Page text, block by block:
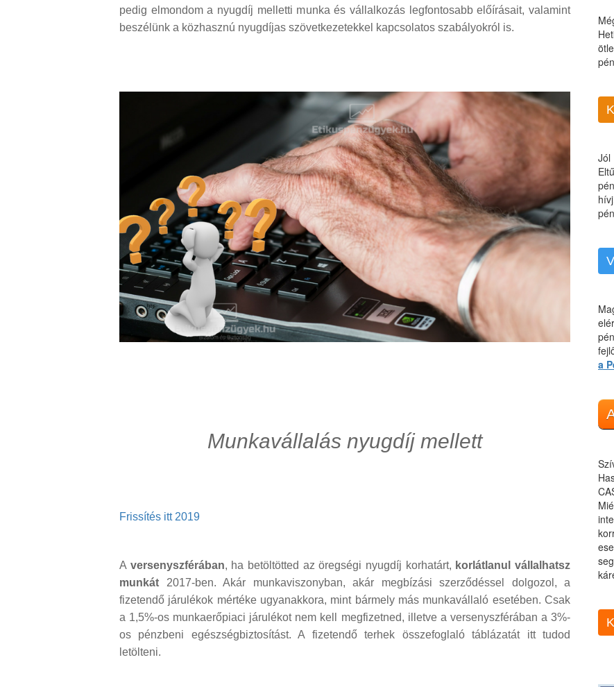
pedig elmondom a nyugdíj melletti munka és vállalkozás legfontosabb előírásait, valamint
beszélünk a közhasznú nyugdíjas szövetkezetekkel kapcsolatos szabályokról is.
Munkavállalás nyugdíj mellett
Frissítés itt 2019
A versenyszférában, ha betöltötted az öregségi nyugdíj korhatárt, korlátlanul vállalhatsz
munkát 2017-ben. Akár munkaviszonyban, akár megbízási szerződéssel dolgozol, a
fizetendő járulékok mértéke ugyanakkora, mint bármely más munkavállaló esetében. Csak
a 1,5%-os munkaerőpiaci járulékot nem kell megfizetned, illetve a versenyszférában a 3%-
os pénzbeni egészségbiztosítást. A fizetendő terhek összefoglaló táblázatát itt tudod
letölteni.
Jól
a